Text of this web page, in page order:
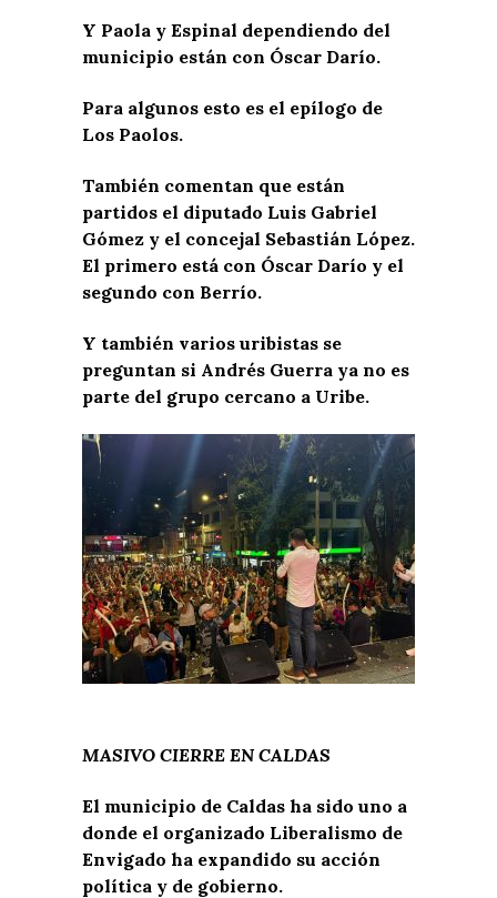
Y Paola y Espinal dependiendo del
municipio están con Óscar Darío.
Para algunos esto es el epílogo de
Los Paolos.
También comentan que están
partidos el diputado Luis Gabriel
Gómez y el concejal Sebastián López.
El primero está con Óscar Darío y el
segundo con Berrío.
Y también varios uribistas se
preguntan si Andrés Guerra ya no es
parte del grupo cercano a Uribe.
MASIVO CIERRE EN CALDAS
El municipio de Caldas ha sido uno a
donde el organizado Liberalismo de
Envigado ha expandido su acción
política y de gobierno.